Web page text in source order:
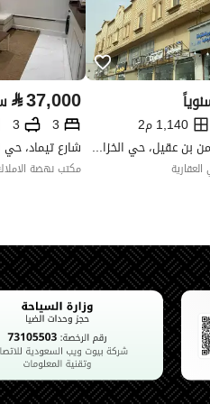
-
شقق
جديد
0
ش د 1411
1,140 م2
شارع ابو عبدالرحمن بن عقيل، حي الخزامى، الخبر
⃁37,000
3
3
شارع تيماد، حي
مكتب نهضة